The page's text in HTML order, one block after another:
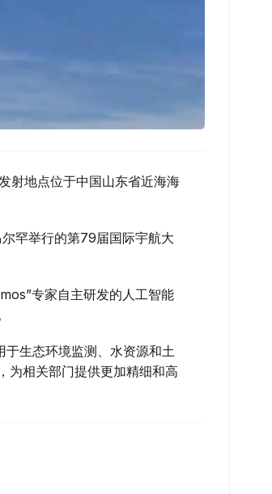
射地点位于中国山东省近海海
罕举行的第79届国际宇航大
专家自主研发的人工智能
生态环境监测、水资源和土
为相关部门提供更加精细和高